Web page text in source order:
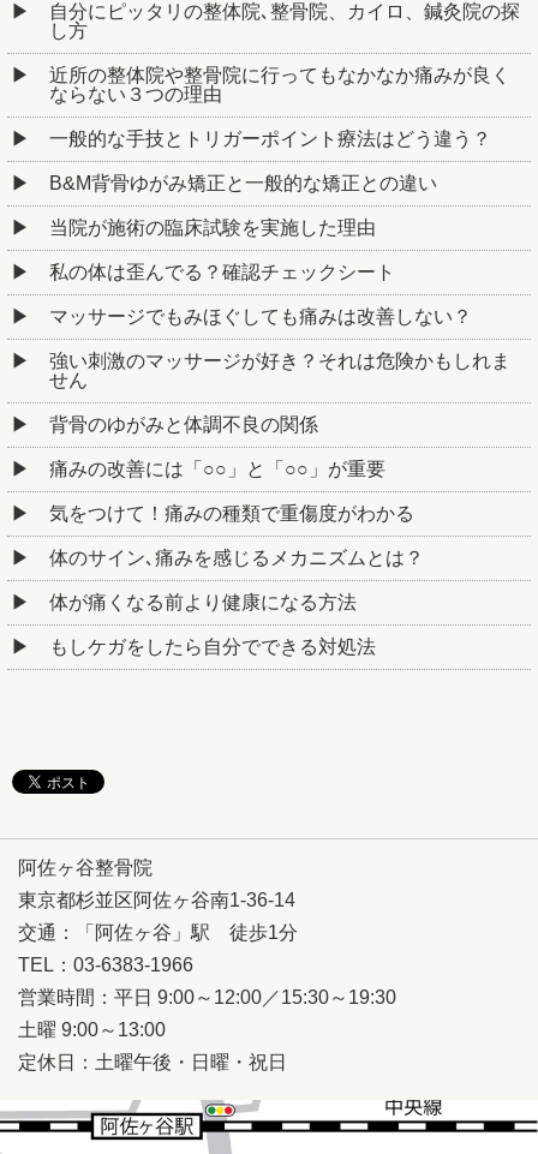
自分にピッタリの整体院､整骨院、カイロ、鍼灸院の探
し方
近所の整体院や整骨院に行ってもなかなか痛みが良く
ならない３つの理由
一般的な手技とトリガーポイント療法はどう違う？
B&M背骨ゆがみ矯正と一般的な矯正との違い
当院が施術の臨床試験を実施した理由
私の体は歪んでる？確認チェックシート
マッサージでもみほぐしても痛みは改善しない？
強い刺激のマッサージが好き？それは危険かもしれま
せん
背骨のゆがみと体調不良の関係
痛みの改善には「○○」と「○○」が重要
気をつけて！痛みの種類で重傷度がわかる
体のサイン､痛みを感じるメカニズムとは？
体が痛くなる前より健康になる方法
もしケガをしたら自分でできる対処法
阿佐ヶ谷整骨院
東京都杉並区阿佐ヶ谷南1-36-14
交通：「阿佐ヶ谷」駅 徒歩1分
TEL：03-6383-1966
営業時間：平日 9:00～12:00／15:30～19:30
土曜 9:00～13:00
定休日：土曜午後・日曜・祝日